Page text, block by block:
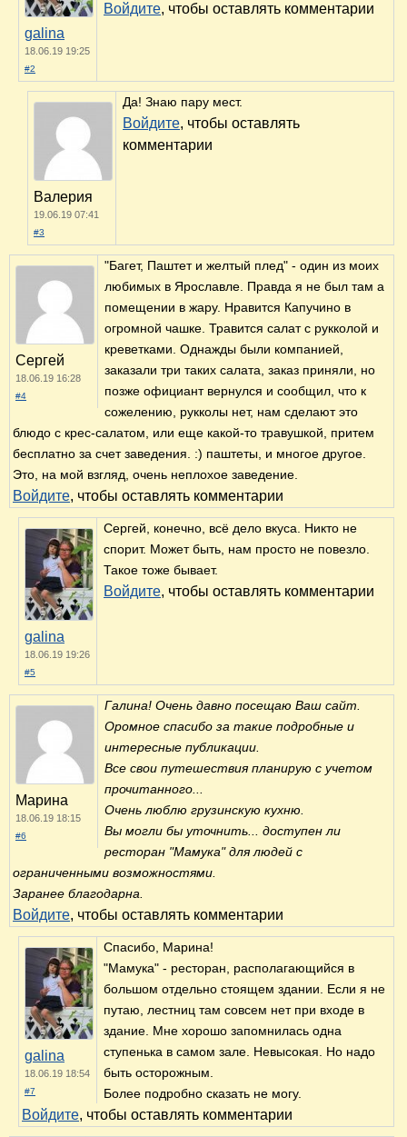
galina
18.06.19 19:25
#2
Войдите, чтобы оставлять комментарии
Валерия
19.06.19 07:41
#3
Да! Знаю пару мест.
Войдите, чтобы оставлять
комментарии
Сергей
18.06.19 16:28
#4
"Багет, Паштет и желтый плед" - один из моих
любимых в Ярославле. Правда я не был там а
помещении в жару. Нравится Капучино в
огромной чашке. Травится салат с рукколой и
креветками. Однажды были компанией,
заказали три таких салата, заказ приняли, но
позже официант вернулся и сообщил, что к
сожелению, рукколы нет, нам сделают это
блюдо с крес-салатом, или еще какой-то травушкой, притем
бесплатно за счет заведения. :) паштеты, и многое другое.
Это, на мой взгляд, очень неплохое заведение.
Войдите, чтобы оставлять комментарии
galina
18.06.19 19:26
#5
Сергей, конечно, всё дело вкуса. Никто не
спорит. Может быть, нам просто не повезло.
Такое тоже бывает.
Войдите, чтобы оставлять комментарии
Марина
18.06.19 18:15
#6
Галина! Очень давно посещаю Ваш сайт.
Оромное спасибо за такие подробные и
интересные публикации.
Все свои путешествия планирую с учетом
прочитанного...
Очень люблю грузинскую кухню.
Вы могли бы уточнить... доступен ли
ресторан "Мамука" для людей с
ограниченными возможностями.
Заранее благодарна.
Войдите, чтобы оставлять комментарии
galina
18.06.19 18:54
#7
Спасибо, Марина!
"Мамука" - ресторан, располагающийся в
большом отдельно стоящем здании. Если я не
путаю, лестниц там совсем нет при входе в
здание. Мне хорошо запомнилась одна
ступенька в самом зале. Невысокая. Но надо
быть осторожным.
Более подробно сказать не могу.
Войдите, чтобы оставлять комментарии